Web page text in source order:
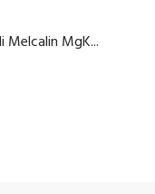
Melcalin MgK...